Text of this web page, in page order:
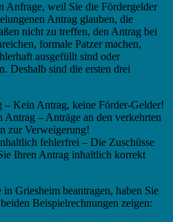
Anfrage, weil Sie die Fördergelder
Antrag glauben, die
nicht zu treffen, den Antrag bei
formale Patzer machen,
ausgefüllt sind oder
Deshalb sind die ersten drei
– Kein Antrag, keine Förder-Gelder!
Antrag – Anträge an den verkehrten
zur Verweigerung!
fehlerfrei – Die Zuschüsse
Ihren Antrag inhaltlich korrekt
Griesheim beantragen, haben Sie
Beispielrechnungen zeigen: